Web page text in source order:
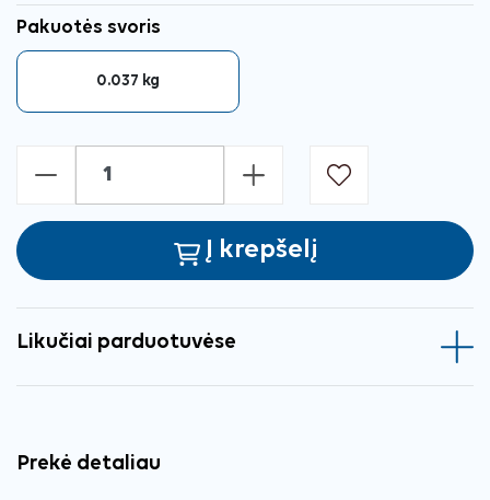
Pakuotės svoris
0.037 kg
- +
Į krepšelį
Likučiai parduotuvėse
Prekė detaliau